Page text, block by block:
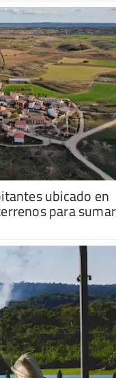
ubicado en
para sumar